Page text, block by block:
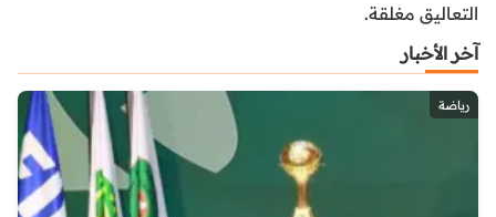
التعاليق مغلقة.
آخر الأخبار
رياضة